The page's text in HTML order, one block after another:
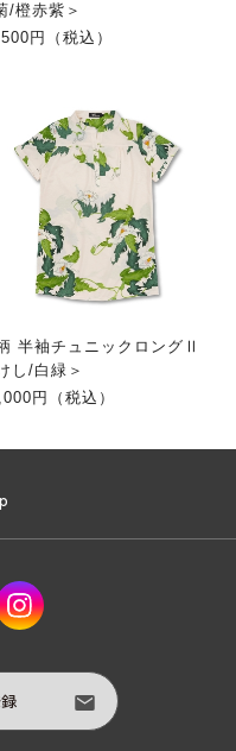
/橙赤紫＞
円（税込）
半袖チュニックロングⅡ
し/白緑＞
円（税込）